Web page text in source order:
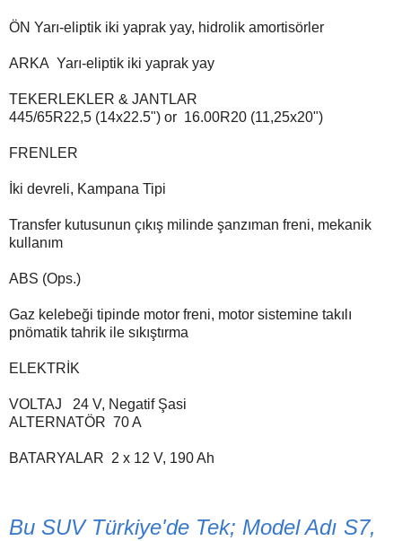
ÖN Yarı-eliptik iki yaprak yay, hidrolik amortisörler
ARKA Yarı-eliptik iki yaprak yay
TEKERLEKLER & JANTLAR
445/65R22,5 (14x22.5") or 16.00R20 (11,25x20")
FRENLER
İki devreli, Kampana Tipi
Transfer kutusunun çıkış milinde şanzıman freni, mekanik
kullanım
ABS (Ops.)
Gaz kelebeği tipinde motor freni, motor sistemine takılı
pnömatik tahrik ile sıkıştırma
ELEKTRİK
VOLTAJ 24 V, Negatif Şasi
ALTERNATÖR 70 A
BATARYALAR 2 x 12 V, 190 Ah
Bu SUV Türkiye'de Tek; Model Adı S7,